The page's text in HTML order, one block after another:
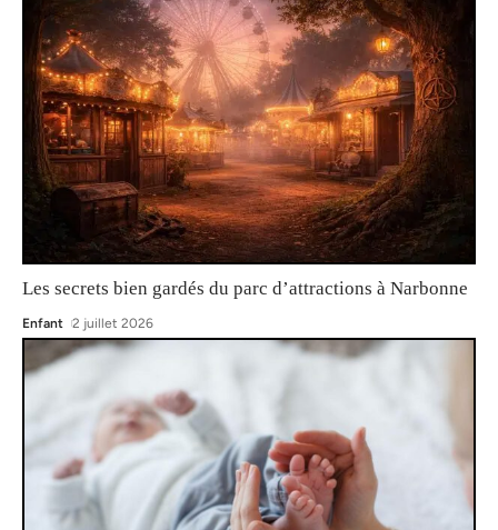
Les secrets bien gardés du parc d’attractions à Narbonne
Enfant 2 juillet 2026